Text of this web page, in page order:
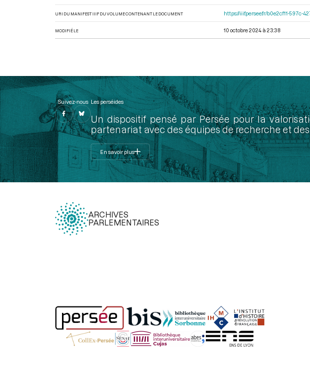
URI DU MANIFEST IIIF DU VOLUME CONTENANT LE DOCUMENT https://iiif.persee.fr/b0e2cf11-
MODIFIÉ LE 10 octobre 2024 à 23:38
Suivez-nous Les perséides
Un dispositif pensé par Persée pour la
partenariat avec des équipes de recherche et
En savoir plus
ARCHIVES
PARLEMENTAIRES